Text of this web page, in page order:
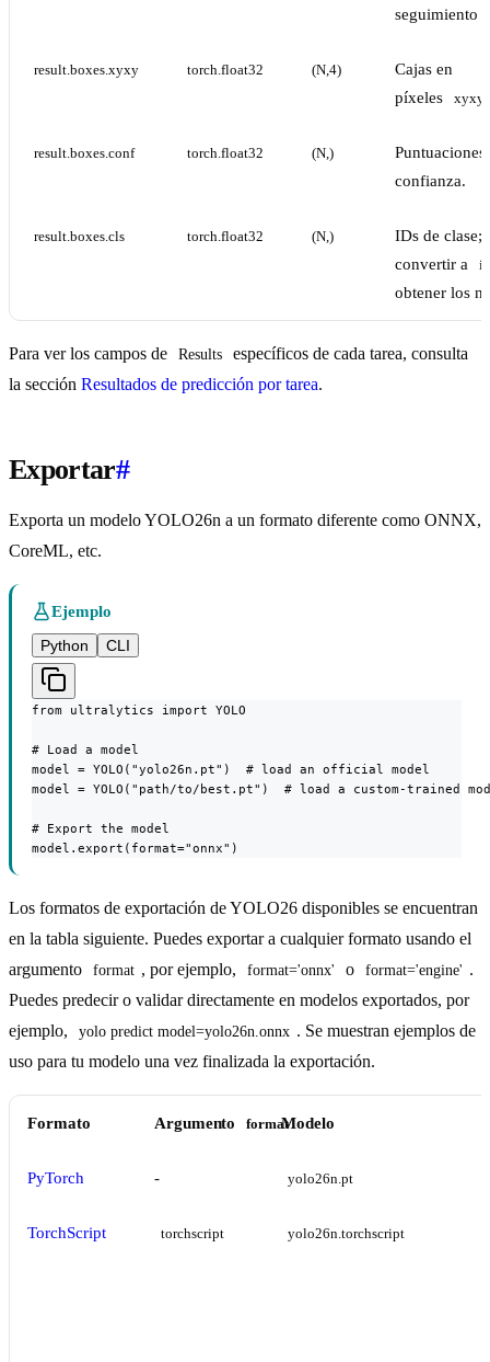
seguimiento
result.boxes.xyxy torch.float32 (N,4)
Cajas en
píxeles
xyxy
result.boxes.conf torch.float32 (N,)
Puntuaciones
confianza.
result.boxes.cls torch.float32 (N,)
IDs de clase;
convertir a
obtener los
Para ver los campos de Results
específicos de cada tarea, consulta
la sección Resultados de predicción por tarea.
Exportar#
Exporta un modelo YOLO26n a un formato diferente como ONNX,
CoreML, etc.
Ejemplo
Python
CLI
from ultralytics import YOLO
# Load a model
model = YOLO("yolo26n.pt")  # load an official model
model = YOLO("path/to/best.pt")  # load a custom-trained
# Export the model
model.export(format="onnx")
Los formatos de exportación de YOLO26 disponibles se encuentran
en la tabla siguiente. Puedes exportar a cualquier formato usando el
argumento
format , por ejemplo, format='onnx' o format='engine' .
Puedes predecir o validar directamente en modelos exportados, por
ejemplo,
yolo predict model=yolo26n.onnx . Se muestran ejemplos de
uso para tu modelo una vez finalizada la exportación.
Formato Argumento formatModelo
PyTorch - yolo26n.pt
TorchScript torchscript yolo26n.torchscript